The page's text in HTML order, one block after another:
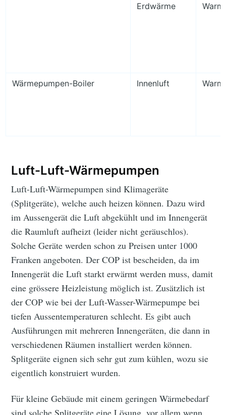
Erdwärme
Wärmepumpen-Boiler Innenluft
Luft-Luft-Wärmepumpen
Luft-Luft-Wärmepumpen sind Klimageräte
(Splitgeräte), welche auch heizen können. Dazu wird
im Aussengerät die Luft abgekühlt und im Innengerät
die Raumluft aufheizt (leider nicht geräuschlos).
Solche Geräte werden schon zu Preisen unter 1000
Franken angeboten. Der COP ist bescheiden, da im
Innengerät die Luft starkt erwärmt werden muss, damit
eine grössere Heizleistung möglich ist. Zusätzlich ist
der COP wie bei der Luft-Wasser-Wärmepumpe bei
tiefen Aussentemperaturen schlecht. Es gibt auch
Ausführungen mit mehreren Innengeräten, die dann in
verschiedenen Räumen installiert werden können.
Splitgeräte eignen sich sehr gut zum kühlen, wozu sie
eigentlich konstruiert wurden.
Für kleine Gebäude mit einem geringen Wärmebedarf
sind solche Splitgeräte eine Lösung, vor allem wenn